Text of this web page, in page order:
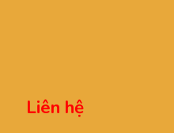
Liên hệ